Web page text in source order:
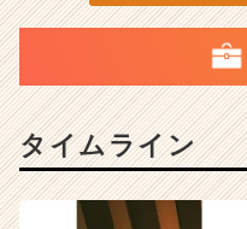
ア
ャ
リ
タイムライン